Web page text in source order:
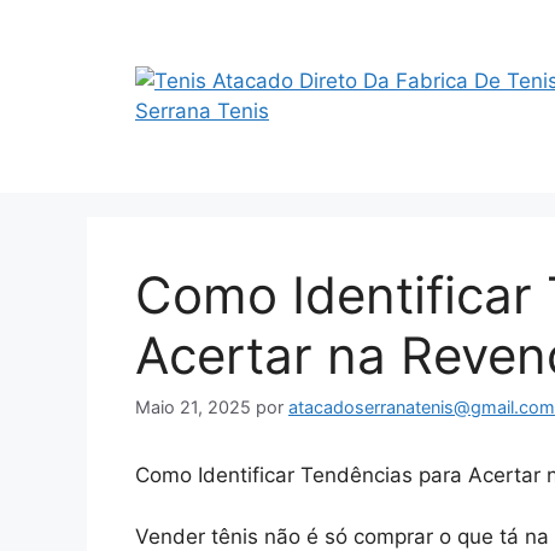
Como Identificar
Acertar na
Maio 21, 2025 por atacadoserranatenis@gmail.com
Como Identificar Tendências para Acertar
Vender tênis não é só comprar o que tá